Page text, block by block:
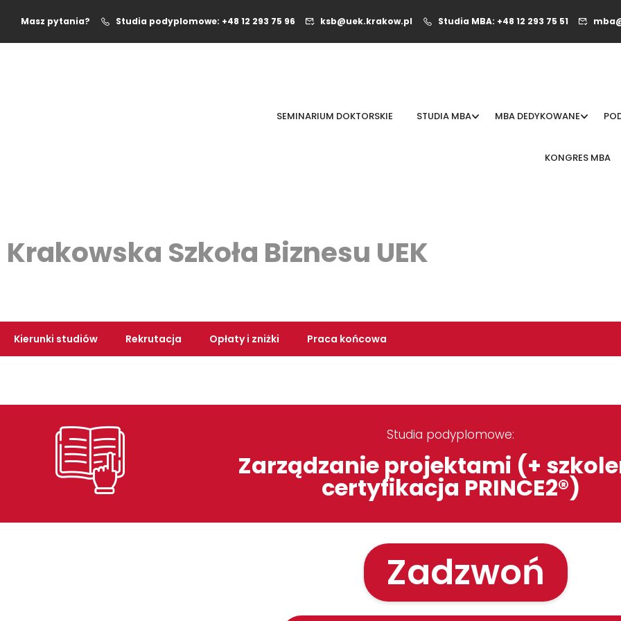
Masz pytania? Studia podyplomowe: +48 12 293 75 96 ksb@uek.krakow.pl Studia MBA: +48 12 293 75 51
SEMINARIUM DOKTORSKIE STUDIA MBA MBA DEDYKOWANE
KONGRES MBA
Krakowska Szkoła Biznesu UEK
Kierunki studiów Rekrutacja Opłaty i zniżki Praca końcowa
Studia podyplomowe:
Zarządzanie projektami (+
certyfikacja PRINCE2®)
Zadzwoń